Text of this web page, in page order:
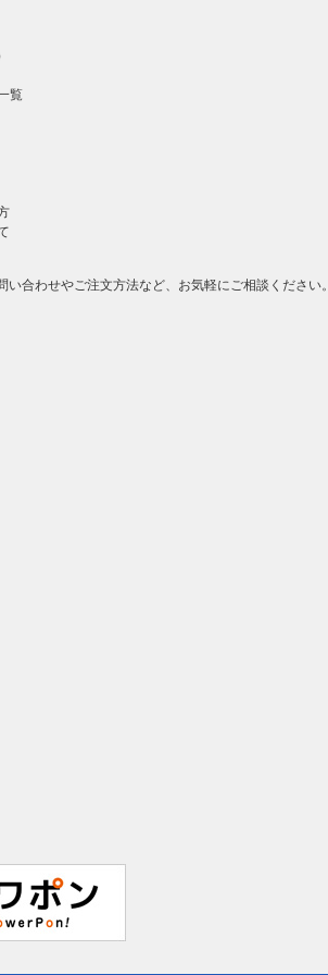
覧
い合わせやご注文方法など、お気軽にご相談ください。